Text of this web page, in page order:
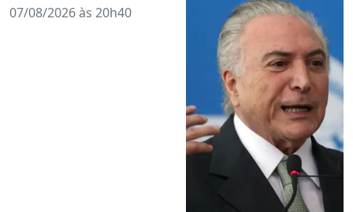
07/08/2026 às 20h40